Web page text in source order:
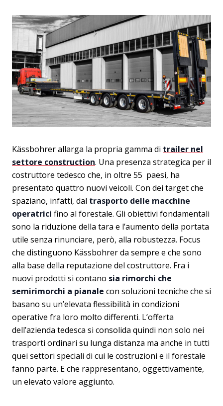
Kässbohrer allarga la propria gamma di trailer nel
settore construction. Una presenza strategica per il
costruttore tedesco che, in oltre 55 paesi, ha
presentato quattro nuovi veicoli. Con dei target che
spaziano, infatti, dal trasporto delle macchine
operatrici fino al forestale. Gli obiettivi fondamentali
sono la riduzione della tara e l’aumento della portata
utile senza rinunciare, però, alla robustezza. Focus
che distinguono Kässbohrer da sempre e che sono
alla base della reputazione del costruttore. Fra i
nuovi prodotti si contano sia rimorchi che
semirimorchi a pianale con soluzioni tecniche che si
basano su un’elevata flessibilità in condizioni
operative fra loro molto differenti. L’offerta
dell’azienda tedesca si consolida quindi non solo nei
trasporti ordinari su lunga distanza ma anche in tutti
quei settori speciali di cui le costruzioni e il forestale
fanno parte. E che rappresentano, oggettivamente,
un elevato valore aggiunto.